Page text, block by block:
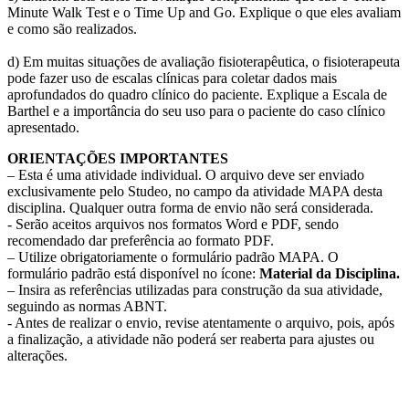
Minute Walk Test e o Time Up and Go. Explique o que eles avaliam
e como são realizados.
d) Em muitas situações de avaliação fisioterapêutica, o fisioterapeuta
pode fazer uso de escalas clínicas para coletar dados mais
aprofundados do quadro clínico do paciente. Explique a Escala de
Barthel e a importância do seu uso para o paciente do caso clínico
apresentado.
ORIENTAÇÕES IMPORTANTES
– Esta é uma atividade individual. O arquivo deve ser enviado
exclusivamente pelo Studeo, no campo da atividade MAPA desta
disciplina. Qualquer outra forma de envio não será considerada.
​- Serão aceitos arquivos nos formatos Word e PDF, sendo
recomendado dar preferência ao formato PDF.
– Utilize obrigatoriamente o formulário padrão MAPA. O
formulário padrão está disponível no ícone: Material da Disciplina.
– Insira as referências utilizadas para construção da sua atividade,
seguindo as normas ABNT.
​- Antes de realizar o envio, revise atentamente o arquivo, pois, após
a finalização, a atividade não poderá ser reaberta para ajustes ou
alterações.